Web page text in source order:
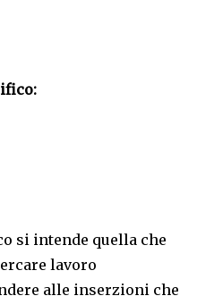
si intende quella che
lavoro
alle inserzioni che